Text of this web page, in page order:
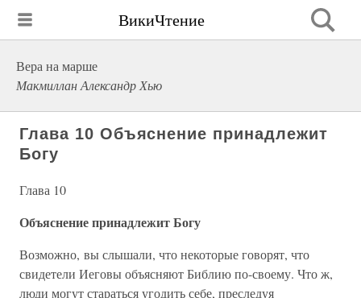
ВикиЧтение
Вера на марше
Макмиллан Александр Хью
Глава 10 Объяснение принадлежит
Богу
Глава 10
Объяснение принадлежит Богу
Возможно, вы слышали, что некоторые говорят, что
свидетели Иеговы объясняют Библию по-своему. Что ж,
люди могут стараться угодить себе, преследуя